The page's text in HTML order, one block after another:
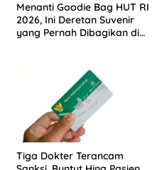
Menanti Goodie Bag HUT RI
2026, Ini Deretan Suvenir
yang Pernah Dibagikan di
Tiga Dokter Terancam